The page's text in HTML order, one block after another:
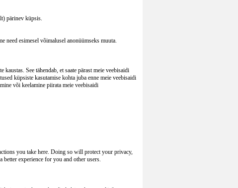
pärinev küpsis.
need esimesel võimalusel anonüümseks muuta.
See tähendab, et saate pärast meie veebisaidi
küpsiste kasutamise kohta juba enne meie veebisaidi
või keelamine piirata meie veebisaidi
you take here. Doing so will protect your privacy,
experience for you and other users.